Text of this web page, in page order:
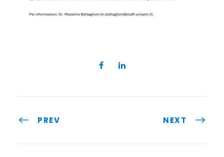
PREV NEXT